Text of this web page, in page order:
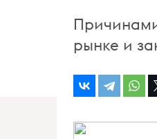
рынке и